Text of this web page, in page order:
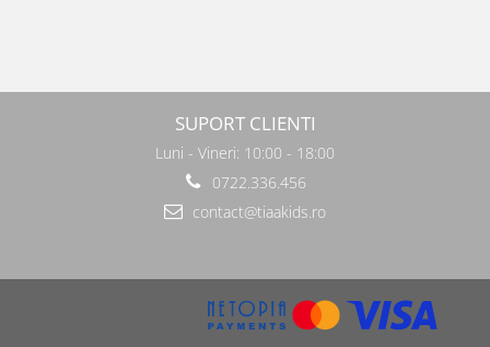
SUPORT CLIENTI
Luni - Vineri: 10:00 - 18:00
0722.336.456
contact@tiaakids.ro